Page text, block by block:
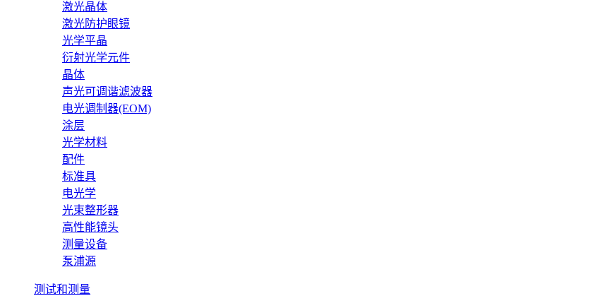
激光晶体
激光防护眼镜
光学平晶
衍射光学元件
晶体
声光可调谐滤波器
电光调制器(EOM)
涂层
光学材料
配件
标准具
电光学
光束整形器
高性能镜头
测量设备
泵浦源
测试和测量